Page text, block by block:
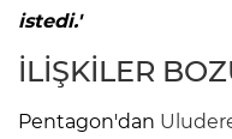
istedi.'
İLİŞKİLER
Pentagon'dan